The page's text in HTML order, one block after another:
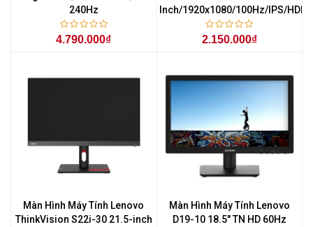
240Hz
4.790.000₫
Inch/1920x1080/100Hz/IPS/
2.150.000₫
Màn Hình Máy Tính Lenovo
ThinkVision S22i-30 21.5-inch
Màn Hình Máy Tính Lenovo
D19-10 18.5" TN HD 60Hz